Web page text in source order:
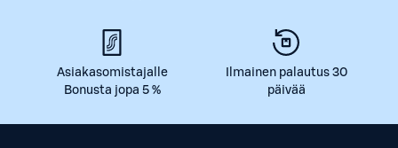
Asiakasomistajalle
Bonusta jopa 5 %
Ilmainen palautus 30
päivää